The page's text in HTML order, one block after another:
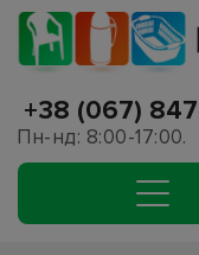
+38 (067)
Пн-нд: 8:00-17:00.